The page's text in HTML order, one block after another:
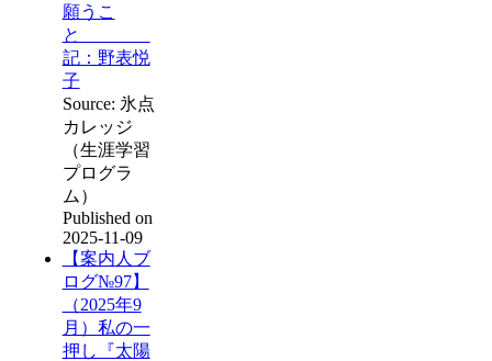
願うこ
と
記：野表悦
子
Source: 氷点
カレッジ
（生涯学習
プログラ
ム）
Published on
2025-11-09
【案内人ブ
ログ№97】
（2025年9
月）私の一
押し『太陽